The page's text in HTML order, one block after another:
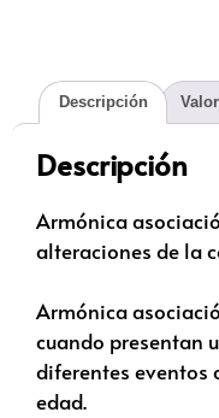
Descripción
Descripción
Armónica
alteraciones de la
Armónica
cuando presentan
diferentes eventos
edad.